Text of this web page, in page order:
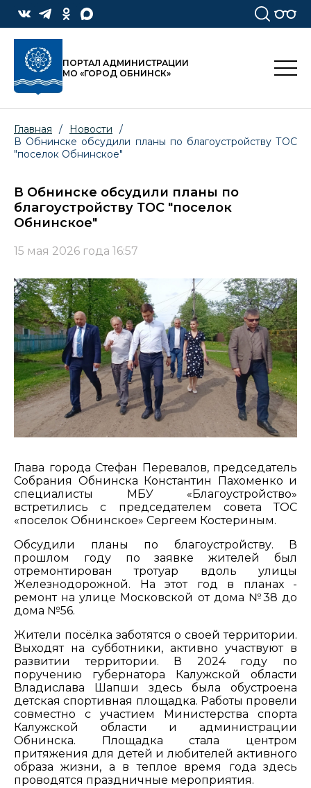
ПОРТАЛ АДМИНИСТРАЦИИ
МО «ГОРОД ОБНИНСК»
Главная / Новости
/
В Обнинске обсудили планы по благоустройству ТОС
"поселок Обнинское"
В Обнинске обсудили планы по
благоустройству ТОС "поселок
Обнинское"
15 мая 2026 года 16:57
Глава города Стефан Перевалов, председатель
Собрания Обнинска Константин Пахоменко и
специалисты МБУ «Благоустройство»
встретились с председателем совета ТОС
«поселок Обнинское» Сергеем Костериным.
Обсудили планы по благоустройству. В
прошлом году по заявке жителей был
отремонтирован тротуар вдоль улицы
Железнодорожной. На этот год в планах -
ремонт на улице Московской от дома №38 до
дома №56.
Жители посёлка заботятся о своей территории.
Выходят на субботники, активно участвуют в
развитии территории. В 2024 году по
поручению губернатора Калужской области
Владислава Шапши здесь была обустроена
детская спортивная площадка. Работы провели
совместно с участием Министерства спорта
Калужской области и администрации
Обнинска. Площадка стала центром
притяжения для детей и любителей активного
образа жизни, а в теплое время года здесь
проводятся праздничные мероприятия.